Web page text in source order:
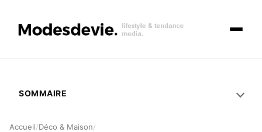
Ouvrir
Accueil Déco & Maison
SOMMAIRE